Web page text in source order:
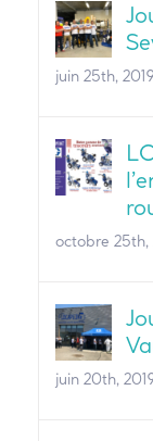
juin 25th, 2019
octobre 25th,
juin 20th,